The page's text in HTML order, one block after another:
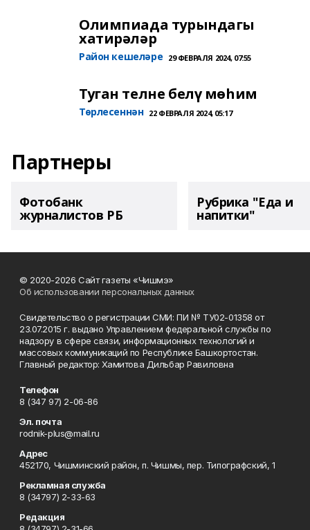
Олимпиада турындагы
хатирәләр
Район кешеләре 29 ФЕВРАЛЯ 2024, 07:55
Туган телне белү мөһим
Төрлесеннән 22 ФЕВРАЛЯ 2024, 05:17
Партнеры
Фотобанк
журналистов РБ
Рубрика "Еда и
напитки"
© 2020-2026 Сайт газеты «Чишмэ»
Об использовании персональных данных
Свидетельство о регистрации СМИ: ПИ № ТУ02-01358 от
23.07.2015 г. выдано Управлением федеральной службы по
надзору в сфере связи, информационных технологий и
массовых коммуникаций по Республике Башкортостан.
Главный редактор: Хамитова Дильбар Равиловна
Телефон
8 (347 97) 2-06-86
Эл. почта
rodnik-plus@mail.ru
Адрес
452170, Чишминский район, п. Чишмы, пер. Типографский, 1
Рекламная служба
8 (34797) 2-33-63
Редакция